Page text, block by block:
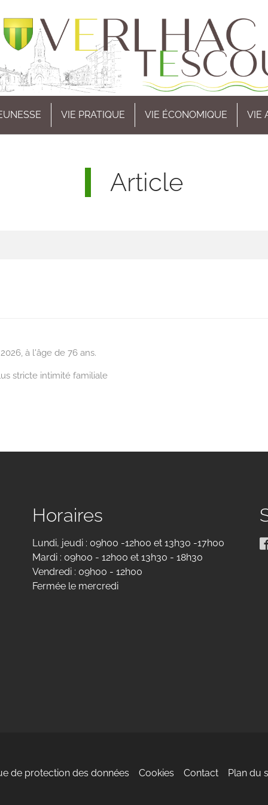
VIE PRATIQUE VIE ÉCONOMIQUE VIE
Article
à l'âge de 76 ans.
stricte intimité familiale
Horaires
Lundi, jeudi : 09h00 -12h00 et 13h30 -17h00
Mardi : 09h00 - 12h00 et 13h30 - 18h30
Vendredi : 09h00 - 12h00
Fermée le mercredi
de protection des données Cookies Contact Plan du
des cookies